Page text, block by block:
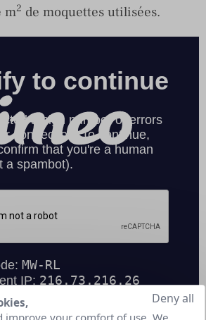
m2 de moquettes utilisées.
Deny all